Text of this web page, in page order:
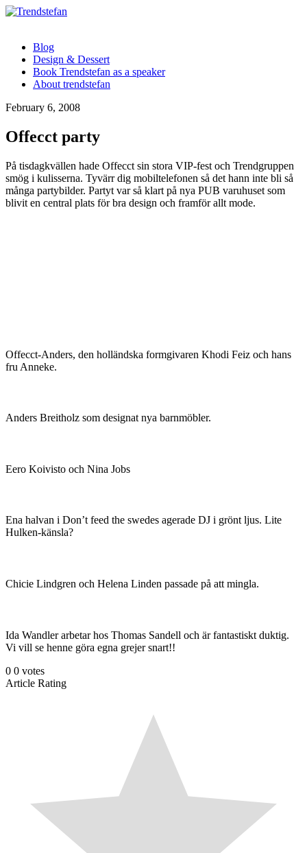
Blog
Design & Dessert
Book Trendstefan as a speaker
About trendstefan
February 6, 2008
Offecct party
På tisdagkvällen hade Offecct sin stora VIP-fest och Trendgruppen
smög i kulisserna. Tyvärr dig mobiltelefonen så det hann inte bli så
många partybilder. Partyt var så klart på nya PUB varuhuset som
blivit en central plats för bra design och framför allt mode.
Offecct-Anders, den holländska formgivaren Khodi Feiz och hans
fru Anneke.
Anders Breitholz som designat nya barnmöbler.
Eero Koivisto och Nina Jobs
Ena halvan i Don’t feed the swedes agerade DJ i grönt ljus. Lite
Hulken-känsla?
Chicie Lindgren och Helena Linden passade på att mingla.
Ida Wandler arbetar hos Thomas Sandell och är fantastiskt duktig.
Vi vill se henne göra egna grejer snart!!
0 0 votes
Article Rating